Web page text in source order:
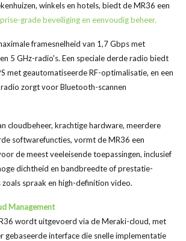
winkels en hotels, biedt de MR36 een
gradebeveiliging en eenvoudig beheer.
framesnelheid van 1,7Gbpsmet
5 GHz-radio's. Een speciale derde radio biedt
met geautomatiseerde RF-optimalisatie, en een
zorgt voor Bluetooth-scannen
cloudbeheer, krachtige hardware, meerdere
softwarefuncties, vormt de MR36 een
de meest veeleisende toepassingen, inclusief
dichtheid en bandbreedte of prestatie-
spraak en high-definition video.
Management
wordt uitgevoerd via deMeraki-cloud, met
gebaseerde interface die snelle implementatie